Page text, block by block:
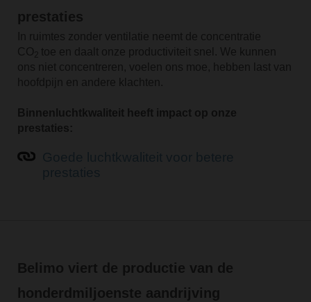
prestaties
In ruimtes zonder ventilatie neemt de concentratie
CO
toe en daalt onze productiviteit snel. We kunnen
ons niet concentreren, voelen ons moe, hebben last van
hoofdpijn en andere klachten.
Binnenluchtkwaliteit heeft impact op onze
prestaties:
Belimo viert de productie van de
honderdmiljoenste aandrijving